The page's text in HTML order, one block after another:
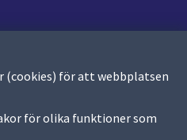
(cookies) för att webbplatsen
för olika funktioner som